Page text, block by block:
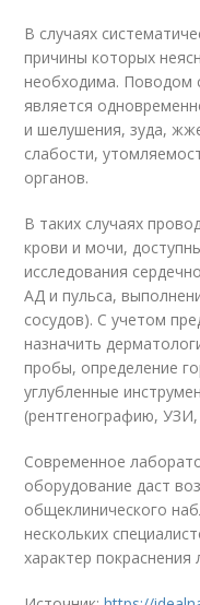
В случаях
причины которых
необходима. Поводом
является
и шелушения, зуда,
слабости,
органов.
В таких случаях
крови и мочи,
исследования
АД и пульса,
сосудов). С учетом
назначить
пробы, определение
углубленные
(рентгенографию,
Современное
оборудование даст
общеклинического
нескольких
характер покраснения